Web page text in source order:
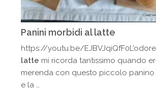
Panini morbidi al latte
https://youtu.be/
latte mi ricorda tantissimo quando
merenda con questo piccolo panino
e la …